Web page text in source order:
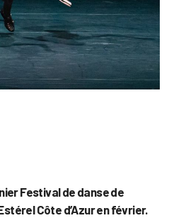
Festival de danse de
Côte d’Azur en février.